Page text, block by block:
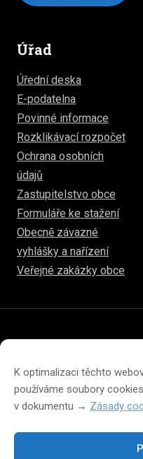
K optimalizaci těchto
používáme soubory
v dokumentu → Zásady
Úřad
Úřední deska
E-podatelna
Povinné informace
Rozklikávací rozpočet
Ochrana osobních
údajů
Zastupitelstvo obce
Formuláře ke stažení
Obecně závazné
vyhlášky a nařízení
Veřejné zakázky obce
Prohlášení o přístupnosti
Zásady cookies (EU)